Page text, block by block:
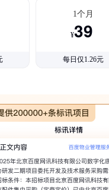
1个月
¥39
每日仅1.26元